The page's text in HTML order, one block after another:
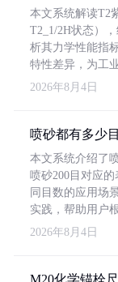
本文系统解读T2
T2_1/2H状态）
析其力学性能指
特性差异，为工
2026年8月4日
喷砂都有多少目
本文系统介绍了
喷砂200目对应
同目数的应用场
实践，帮助用户
2026年8月4日
M20化学锚栓